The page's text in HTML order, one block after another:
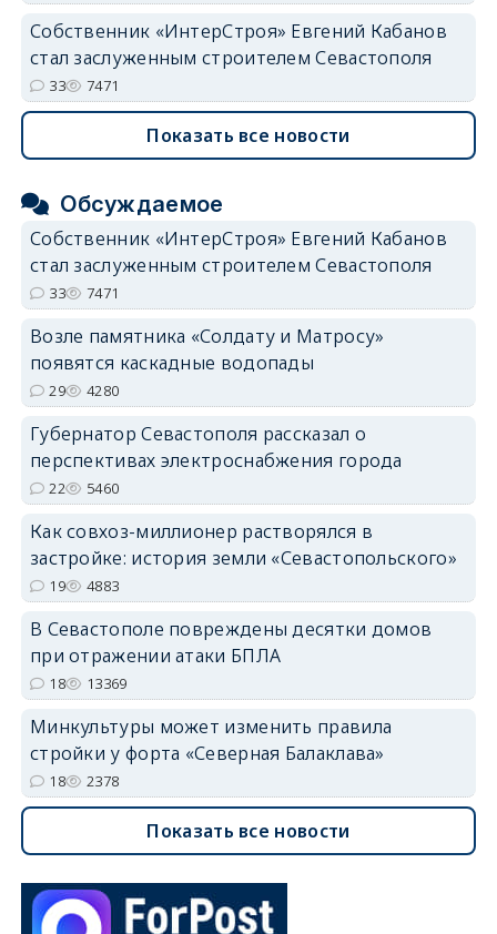
Собственник «ИнтерСтроя» Евгений Кабанов
стал заслуженным строителем Севастополя
33 7471
Показать все новости
Обсуждаемое
Собственник «ИнтерСтроя» Евгений Кабанов
стал заслуженным строителем Севастополя
33 7471
Возле памятника «Солдату и Матросу»
появятся каскадные водопады
29 4280
Губернатор Севастополя рассказал о
перспективах электроснабжения города
22 5460
Как совхоз-миллионер растворялся в
застройке: история земли «Севастопольского»
19 4883
В Севастополе повреждены десятки домов
при отражении атаки БПЛА
18 13369
Минкультуры может изменить правила
стройки у форта «Северная Балаклава»
18 2378
Показать все новости